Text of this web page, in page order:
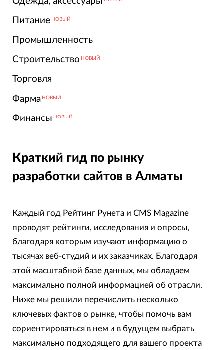
Питание НОВЫЙ
Промышленность
Строительство НОВЫЙ
Торговля
Фарма НОВЫЙ
Финансы НОВЫЙ
Краткий гид по рынку
разработки сайтов в Алматы
Каждый год Рейтинг Рунета и CMS Magazine
проводят рейтинги, исследования и опросы,
благодаря которым изучают информацию о
тысячах веб-студий и их заказчиках. Благодаря
этой масштабной базе данных, мы обладаем
максимально полной информацией об отрасли.
Ниже мы решили перечислить несколько
ключевых фактов о рынке, чтобы помочь вам
сориентироваться в нем и в будущем выбрать
максимально подходящего для вашего проекта